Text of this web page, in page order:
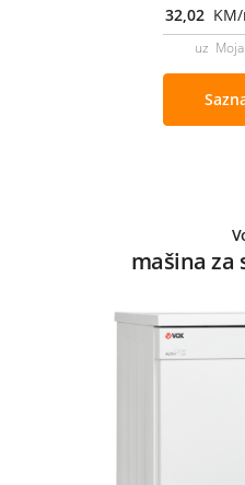
32,02
uz Moja
mašina za